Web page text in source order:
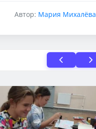
Автор: Мария Михалёва